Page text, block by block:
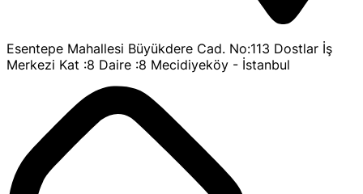
Esentepe Mahallesi Büyükdere Cad. No:113 Dostlar İş
Merkezi Kat :8 Daire :8 Mecidiyeköy - İstanbul